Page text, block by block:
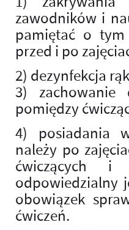
zawodników i
pamiętać o tym
przed i po
2) dezynfekcja
3) zachowanie
pomiędzy
4) posiadania
należy po
ćwiczących i
odpowiedzialny
obowiązek
ćwiczeń.